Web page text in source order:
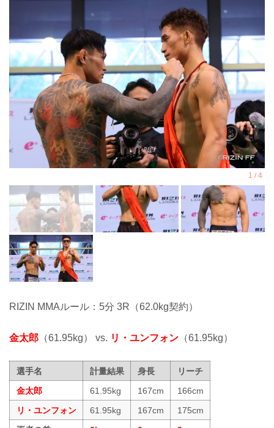
RIZIN MMAルール：5分 3R（62.0kg契約）
金太郎 （61.95kg） vs. リ・ユンフォン （61.95kg）
選手名 計量結果 身長
リーチ
金太郎
61.95kg 167cm
166cm
リ・ユンフォン
61.95kg 167cm
175cm